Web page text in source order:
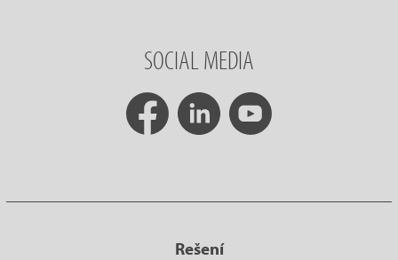
SOCIAL MEDIA
Rešení